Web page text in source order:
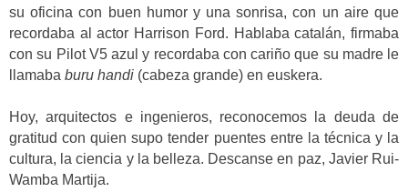
su oficina con buen humor y una sonrisa, con un aire que
recordaba al actor Harrison Ford. Hablaba catalán, firmaba
con su Pilot V5 azul y recordaba con cariño que su madre le
llamaba buru handi (cabeza grande) en euskera.
Hoy, arquitectos e ingenieros, reconocemos la deuda de
gratitud con quien supo tender puentes entre la técnica y la
cultura, la ciencia y la belleza. Descanse en paz, Javier Rui-
Wamba Martija.